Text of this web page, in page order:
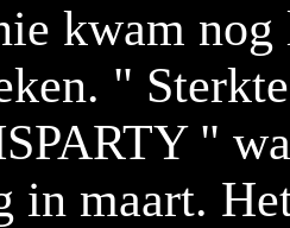
kwam nog
"
"
in maart.